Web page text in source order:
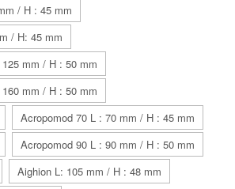
/ H : 45 mm
/ H: 45 mm
mm / H : 50 mm
mm / H : 50 mm
Acropomod 70 L : 70 mm / H : 45 mm
Acropomod 90 L : 90 mm / H : 50 mm
Aighion L: 105 mm / H : 48 mm